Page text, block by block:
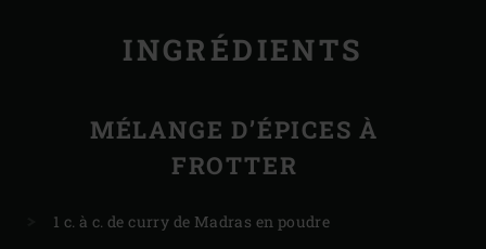
INGRÉDIENTS
MÉLANGE D’ÉPICES À
FROTTER
1 c. à c. de curry de Madras en poudre